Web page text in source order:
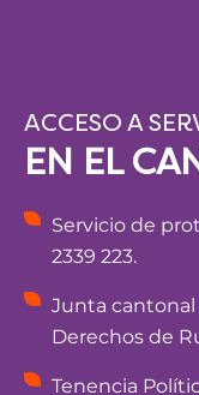
ACCESO A
EN EL
Servicio de
2339 223.
Junta
Derechos de
Tenencia